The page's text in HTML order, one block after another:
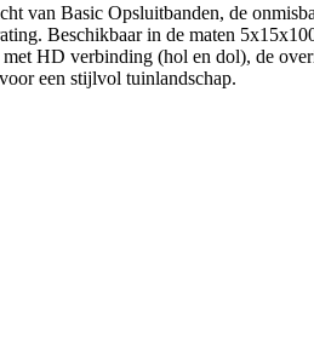
van Basic Opsluitbanden, de
Beschikbaar in de maten
HD verbinding (hol en dol), de
een stijlvol tuinlandschap.